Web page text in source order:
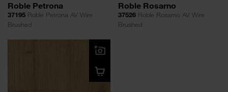
Roble Petrona
37195 Roble Petrona AV Wire
Brushed
Roble Rosarno
37526Roble Rosarno AV Wire
Brushed